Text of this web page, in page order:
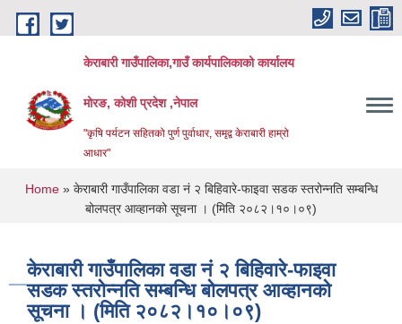
Skip to main content
केराबारी गाउँपालिका,गाउँ कार्यपालिकाको कार्यालय
मोरङ, कोशी प्रदेश ,नेपाल
"कृषि पर्यटन सहितको पुर्ण पुर्वाधार, समृद्व केराबारी हाम्रो
आधार"
You are here
Home» केराबारी गाउँपालिका वडा नं २ बिहिवारे-फाइवा सडक स्तरोन्नति सम्बन्धि
बोलपत्र आव्हानको सूचना । (मिति २०८२।१०।०९)
केराबारी गाउँपालिका वडा नं २ बिहिवारे-फाइवा
सडक स्तरोन्नति सम्बन्धि बोलपत्र आव्हानको
सूचना । (मिति २०८२।१०।०९)